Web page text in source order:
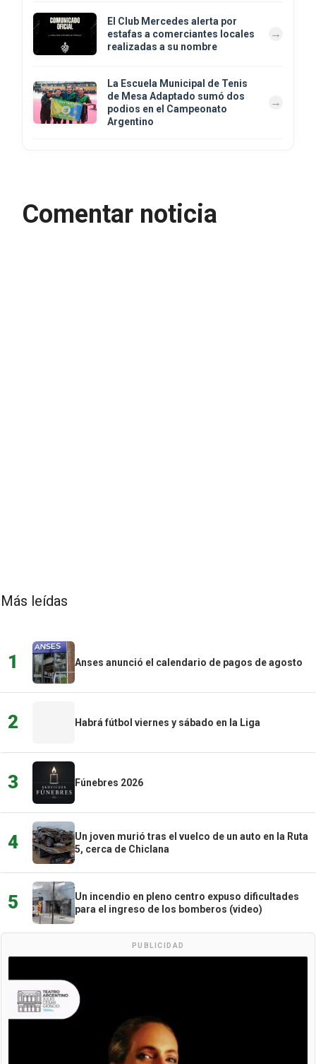
El Club Mercedes alerta por
estafas a comerciantes locales
realizadas a su nombre
La Escuela Municipal de Tenis
de Mesa Adaptado sumó dos
podios en el Campeonato
Argentino
Comentar noticia
Más leídas
1 Anses anunció el calendario de pagos de agosto
2 Habrá fútbol viernes y sábado en la Liga
3 Fúnebres 2026
4
Un joven murió tras el vuelco de un auto en la Ruta
5, cerca de Chiclana
5
Un incendio en pleno centro expuso dificultades
para el ingreso de los bomberos (video)
PUBLICIDAD